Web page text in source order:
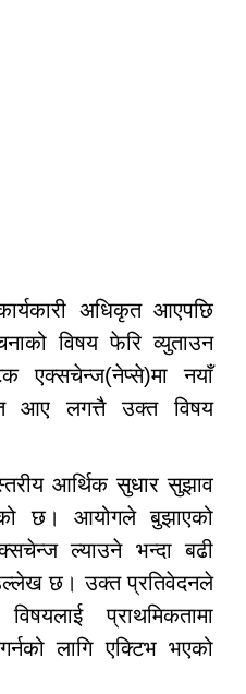
अधिकृत आएपछि
विषय फेरि व्युताउन
एक्सचेन्ज(नेप्से)मा नयाँ
आए लगत्तै उक्त विषय
आर्थिक सुधार सुझाव
छ। आयोगले बुझाएको
ल्याउने भन्दा बढी
उल्लेख छ। उक्त प्रतिवेदनले
प्राथमिकतामा
लागि एक्टिभ भएको